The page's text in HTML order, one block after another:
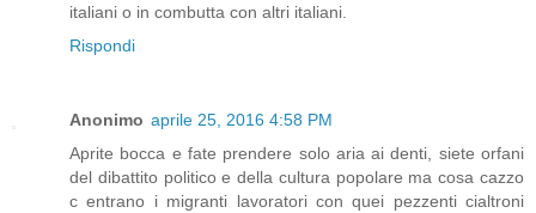
italiani o in combutta con altri italiani.
Rispondi
Anonimo aprile 25, 2016 4:58 PM
Aprite bocca e fate prendere solo aria ai denti, siete orfani
del dibattito politico e della cultura popolare ma cosa cazzo
c entrano i migranti lavoratori con quei pezzenti cialtroni